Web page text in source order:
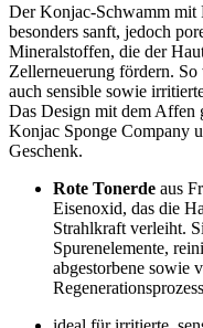
Der Konjac-Schwamm mit
besonders sanft, jedoch
Mineralstoffen, die der
Zellerneuerung fördern.
auch sensible sowie
Das Design mit dem Affen
Konjac Sponge Company
Geschenk.
Rote Tonerde aus
Eisenoxid, das die
Strahlkraft verleiht.
Spurenelemente,
abgestorbene sowie